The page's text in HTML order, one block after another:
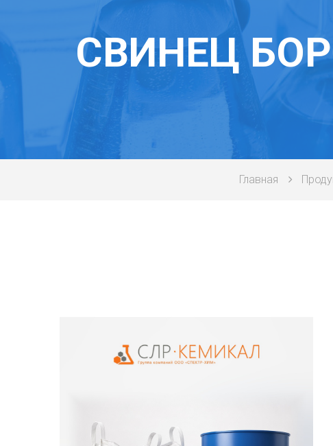
СВИНЕЦ
Главная